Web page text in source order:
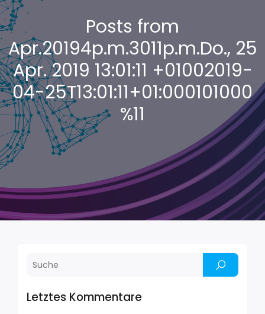
Posts from
Apr.20194p.m.3011p.m.Do., 25
Apr. 2019 13:01:11 +01002019-
04-25T13:01:11+01:000101000
%11
Letztes Kommentare